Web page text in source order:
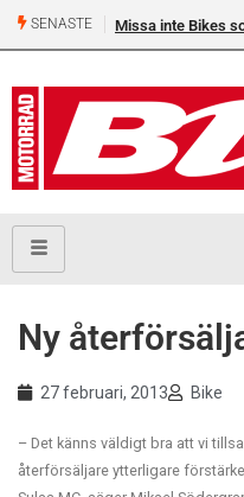
SENASTE Missa inte Bikes
Ny
27 februari, 2013 Bike
– Det känns väldigt bra att vi
återförsäljare ytterligare